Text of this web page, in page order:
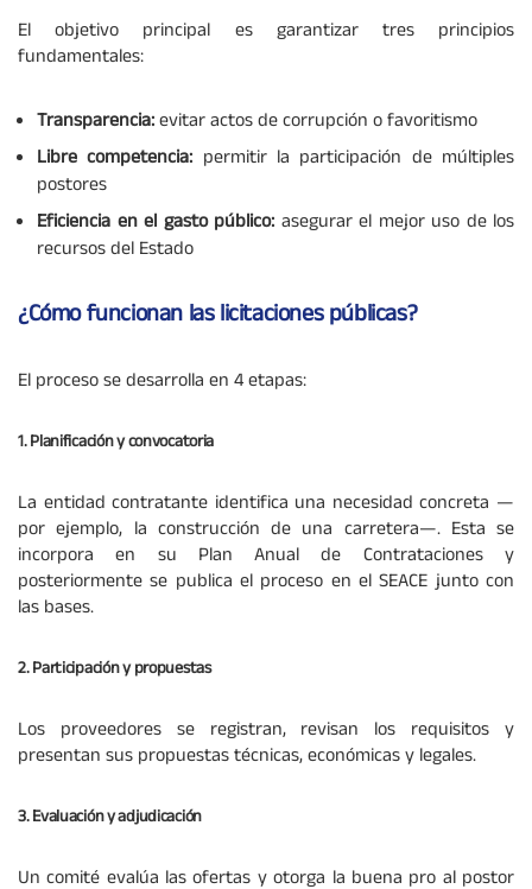
El objetivo principal es garantizar tres principios
fundamentales:
Transparencia:evitar actos de corrupción o favoritismo
Libre competencia: permitir la participación de múltiples
postores
Eficiencia en el gasto público: asegurar el mejor uso de los
recursos del Estado
¿Cómo funcionan las licitaciones públicas?
El proceso se desarrolla en 4 etapas:
1. Planificación y convocatoria
La entidad contratante identifica una necesidad concreta —
por ejemplo, la construcción de una carretera—. Esta se
incorpora en su Plan Anual de Contrataciones y
posteriormente se publica el proceso en el SEACE junto con
las bases.
2. Participación y propuestas
Los proveedores se registran, revisan los requisitos y
presentan sus propuestas técnicas, económicas y legales.
3. Evaluación y adjudicación
Un comité evalúa las ofertas y otorga la buena pro al postor